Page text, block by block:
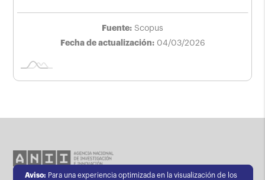
Fuente: Scopus
Fecha de actualización: 04/03/2026
Aviso: Para una experiencia optimizada en la visualización de los